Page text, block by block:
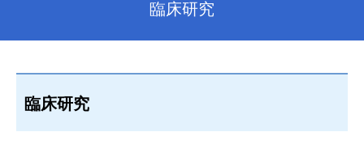
臨床研究
臨床研究